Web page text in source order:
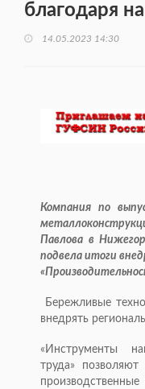
благодаря
14.05.2023 14:30
Компания по
Павлова в
подвела итоги
Бережливые
внедрять
«Инструменты
труда»
производственные